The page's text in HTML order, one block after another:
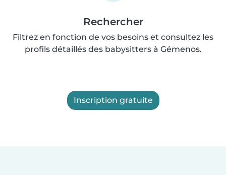
Rechercher
Filtrez en fonction de vos besoins et consultez les
profils détaillés des babysitters à Gémenos.
Inscription gratuite